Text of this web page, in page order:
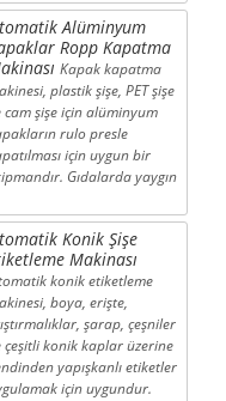
Alüminyum
Ropp Kapatma
Kapak kapatma
plastik şişe, PET şişe
cam şişe için alüminyum
rulo presle
için uygun bir
Gıdalarda yaygın
Konik Şişe
Makinası
konik etiketleme
boya, erişte,
şarap, çeşniler
çeşitli konik kaplar üzerine
yapışkanlı etiketler
için uygundur.